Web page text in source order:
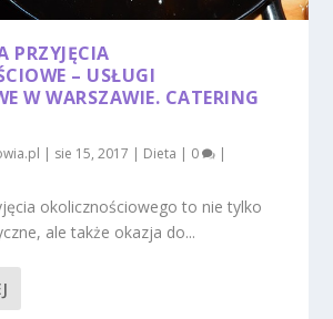
PRZYJĘCIA
– USŁUGI
W WARSZAWIE. CATERING
| sie 15, 2017 | Dieta | 0 |
okolicznościowego to nie tylko
ale także okazja do...